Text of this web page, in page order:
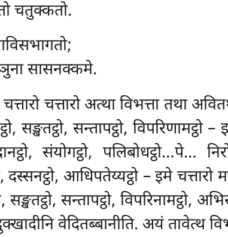
चतुक्कतो.
सासनक्कमे.
चत्तारो अत्था विभत्ता तथा
सन्तापट्ठो, विपरिणामट्ठो
संयोगट्ठो, पलिबोधट्ठो…पे…
दस्सनट्ठो, आधिपतेय्यट्ठो – इमे
सन्तापट्ठो, विपरिनामट्ठो,
वेदितब्बानीति. अयं तावेत्थ